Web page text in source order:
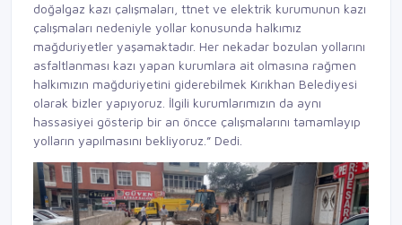
doğalgaz kazı çalışmaları, ttnet ve elektrik kurumunun kazı
çalışmaları nedeniyle yollar konusunda halkımız
mağduriyetler yaşamaktadır. Her nekadar bozulan yollarını
asfaltlanması kazı yapan kurumlara ait olmasına rağmen
halkımızın mağduriyetini giderebilmek Kırıkhan Belediyesi
olarak bizler yapıyoruz. İlgili kurumlarımızın da aynı
hassasiyei gösterip bir an öncce çalışmalarını tamamlayıp
yolların yapılmasını bekliyoruz.” Dedi.